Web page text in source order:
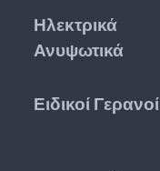
Ηλεκτρικά
Ανυψωτικά
Ειδικοί Γερανοί